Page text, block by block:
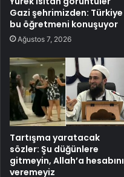
Gazi şehrimizden: Türkiye
bu öğretmeni konuşuyor
Ağustos 7, 2026
Tartışma yaratacak
sözler: Şu düğünlere
gitmeyin, Allah’a hesabını
veremeyiz